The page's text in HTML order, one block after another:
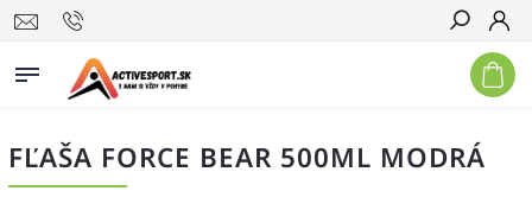
Hľadať
FĽAŠA FORCE BEAR 500ML MODRÁ